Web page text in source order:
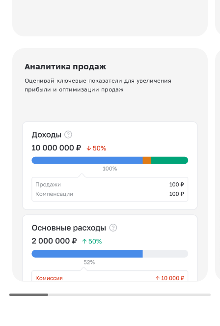
Аналитика продаж
Оценивай ключевые показатели для увеличения
прибыли и оптимизации продаж